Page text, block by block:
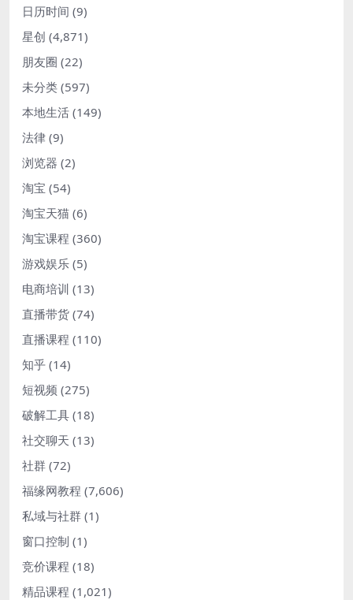
日历时间 (9)
星创 (4,871)
朋友圈 (22)
未分类 (597)
本地生活 (149)
法律 (9)
浏览器 (2)
淘宝 (54)
淘宝天猫 (6)
淘宝课程 (360)
游戏娱乐 (5)
电商培训 (13)
直播带货 (74)
直播课程 (110)
知乎 (14)
短视频 (275)
破解工具 (18)
社交聊天 (13)
社群 (72)
福缘网教程 (7,606)
私域与社群 (1)
窗口控制 (1)
竞价课程 (18)
精品课程 (1,021)